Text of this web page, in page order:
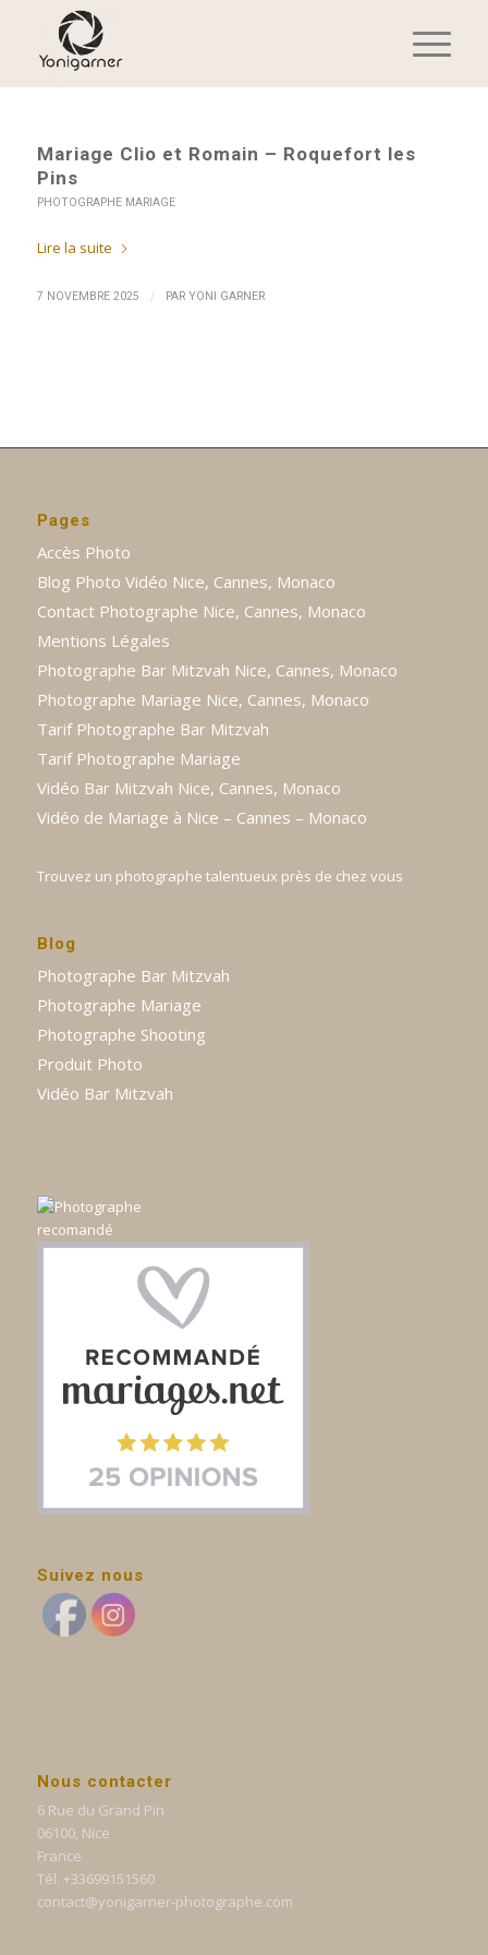
Mariage Clio et Romain – Roquefort les
Pins
PHOTOGRAPHE MARIAGE
Lire la suite
7 NOVEMBRE 2025 / PAR YONI GARNER
Pages
Accès Photo
Blog Photo Vidéo Nice, Cannes, Monaco
Contact Photographe Nice, Cannes, Monaco
Mentions Légales
Photographe Bar Mitzvah Nice, Cannes, Monaco
Photographe Mariage Nice, Cannes, Monaco
Tarif Photographe Bar Mitzvah
Tarif Photographe Mariage
Vidéo Bar Mitzvah Nice, Cannes, Monaco
Vidéo de Mariage à Nice – Cannes – Monaco
Trouvez un photographe talentueux près de chez vous
Blog
Photographe Bar Mitzvah
Photographe Mariage
Photographe Shooting
Produit Photo
Vidéo Bar Mitzvah
Suivez nous
Nous contacter
6 Rue du Grand Pin
06100, Nice
France
Tél. +33699151560
contact@yonigarner-photographe.com